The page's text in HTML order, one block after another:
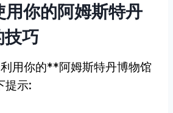
用你的阿姆斯特丹
技巧
用你的**阿姆斯特丹博物馆
提示: